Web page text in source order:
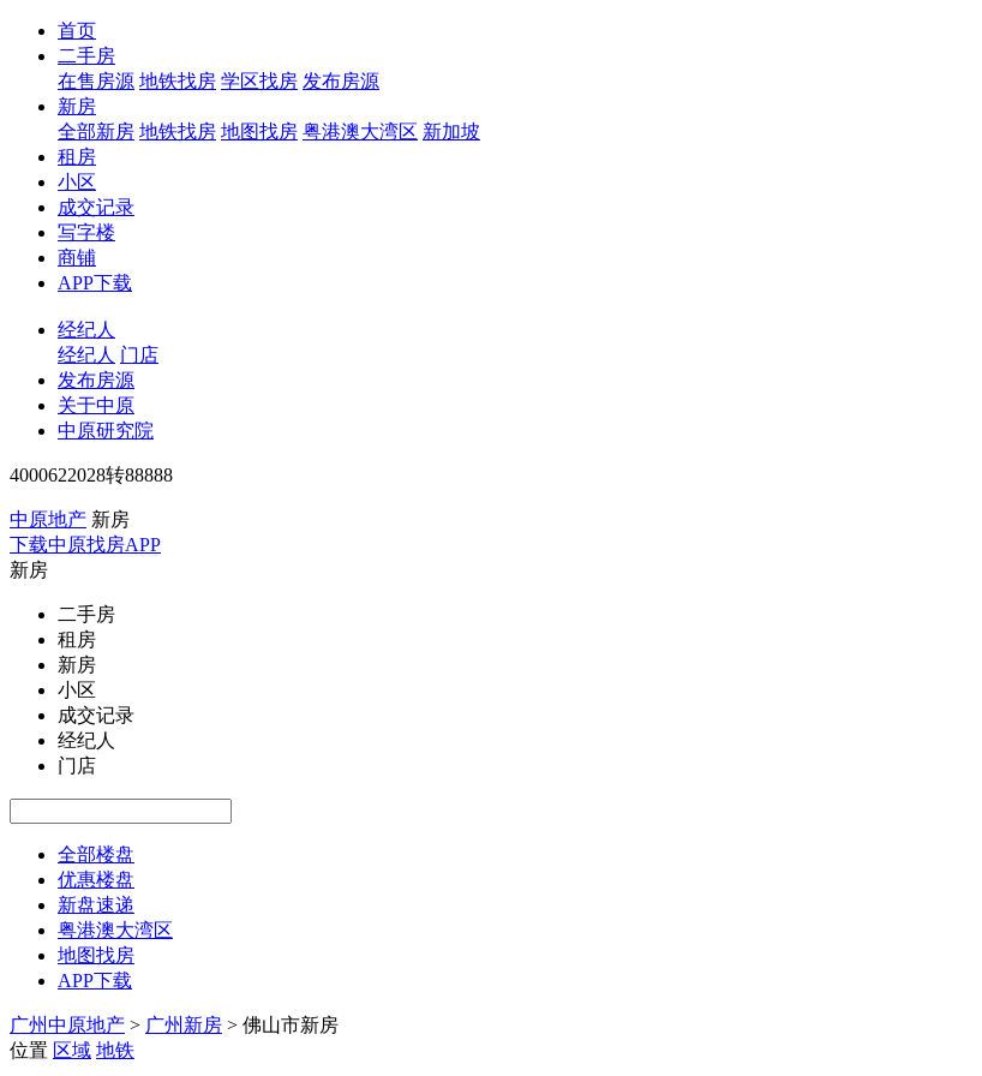
首页
二手房
在售房源 地铁找房 学区找房 发布房源
新房
全部新房 地铁找房 地图找房 粤港澳大湾区 新加坡
租房
小区
成交记录
写字楼
商铺
APP下载
经纪人
经纪人 门店
发布房源
关于中原
中原研究院
4000622028转88888
中原地产 新房
下载中原找房APP
新房
二手房
租房
新房
小区
成交记录
经纪人
门店
全部楼盘
优惠楼盘
新盘速递
粤港澳大湾区
地图找房
APP下载
广州中原地产 > 广州新房 > 佛山市新房
位置 区域 地铁